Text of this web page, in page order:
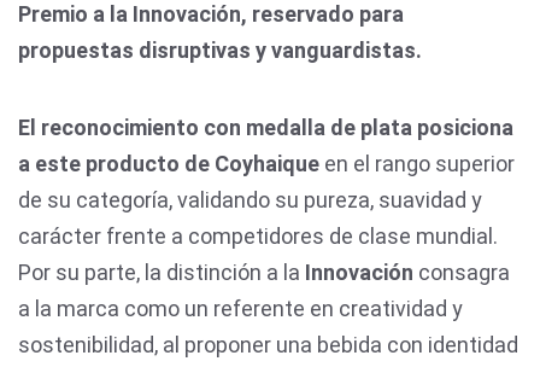
Premio a la Innovación, reservado para
propuestas disruptivas y vanguardistas.
El reconocimiento con medalla de plata posiciona
a este producto de Coyhaique en el rango superior
de su categoría, validando su pureza, suavidad y
carácter frente a competidores de clase mundial.
Por su parte, la distinción a la Innovación consagra
a la marca como un referente en creatividad y
sostenibilidad, al proponer una bebida con identidad